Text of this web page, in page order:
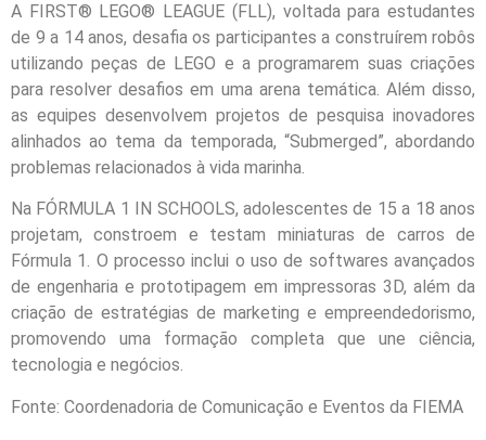
A FIRST® LEGO® LEAGUE (FLL), voltada para estudantes
de 9 a 14 anos, desafia os participantes a construírem robôs
utilizando peças de LEGO e a programarem suas criações
para resolver desafios em uma arena temática. Além disso,
as equipes desenvolvem projetos de pesquisa inovadores
alinhados ao tema da temporada, “Submerged”, abordando
problemas relacionados à vida marinha.
Na FÓRMULA 1 IN SCHOOLS, adolescentes de 15 a 18 anos
projetam, constroem e testam miniaturas de carros de
Fórmula 1. O processo inclui o uso de softwares avançados
de engenharia e prototipagem em impressoras 3D, além da
criação de estratégias de marketing e empreendedorismo,
promovendo uma formação completa que une ciência,
tecnologia e negócios.
Fonte: Coordenadoria de Comunicação e Eventos da FIEMA